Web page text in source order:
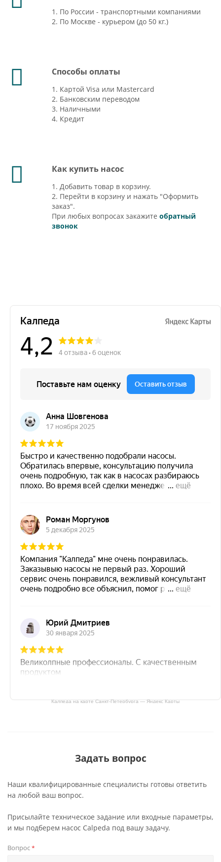
1. По России - транспортными компаниями
2. По Москве - курьером (до 50 кг.)
Способы оплаты
1. Картой Visa или Mastercard
2. Банковским переводом
3. Наличными
4. Кредит
Как купить насос
1. Добавить товар в корзину.
2. Перейти в корзину и нажать "Оформить
заказ".
При любых вопросах закажите обратный
звонок
Калпеда на карте Санкт‑Петербурга — Яндекс Карты
Задать вопрос
Наши квалифицированные специалисты готовы ответить
на любой ваш вопрос.
Присылайте техническое задание или входные параметры,
и мы подберем насос Calpeda под вашу задачу.
Вопрос*